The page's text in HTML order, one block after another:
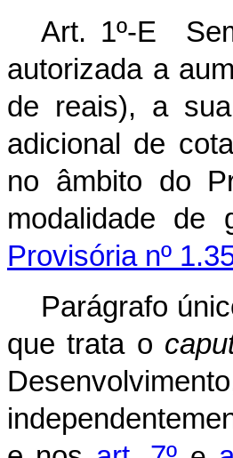
Art. 1º-E
autorizada a
de reais), a
adicional de
no âmbito do
modalidade
Provisória nº
Parágrafo
que trata o